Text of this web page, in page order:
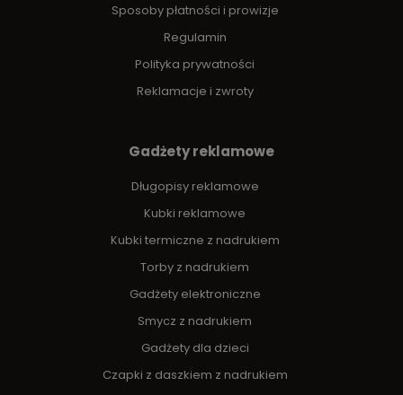
Sposoby płatności i prowizje
Regulamin
Polityka prywatności
Reklamacje i zwroty
Gadżety reklamowe
Długopisy reklamowe
Kubki reklamowe
Kubki termiczne z nadrukiem
Torby z nadrukiem
Gadżety elektroniczne
Smycz z nadrukiem
Gadżety dla dzieci
Czapki z daszkiem z nadrukiem